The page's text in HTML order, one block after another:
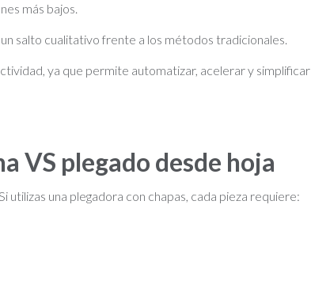
más bajos.
salto cualitativo frente a los métodos tradicionales.
ya que permite automatizar, acelerar y simplificar
VS plegado desde hoja
utilizas una plegadora con chapas, cada pieza requiere: